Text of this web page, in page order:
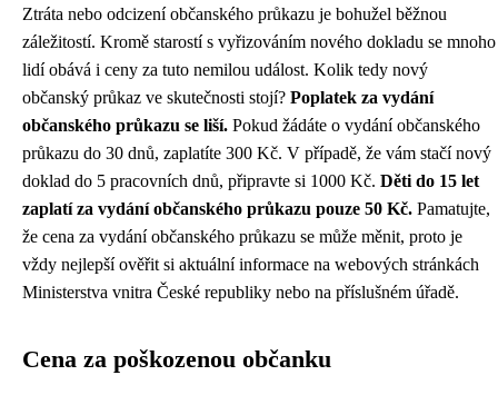
Ztráta nebo odcizení občanského průkazu je bohužel běžnou
záležitostí. Kromě starostí s vyřizováním nového dokladu se mnoho
lidí obává i ceny za tuto nemilou událost. Kolik tedy nový
občanský průkaz ve skutečnosti stojí? Poplatek za vydání
občanského průkazu se liší. Pokud žádáte o vydání občanského
průkazu do 30 dnů, zaplatíte 300 Kč. V případě, že vám stačí nový
doklad do 5 pracovních dnů, připravte si 1000 Kč. Děti do 15 let
zaplatí za vydání občanského průkazu pouze 50 Kč. Pamatujte,
že cena za vydání občanského průkazu se může měnit, proto je
vždy nejlepší ověřit si aktuální informace na webových stránkách
Ministerstva vnitra České republiky nebo na příslušném úřadě.
Cena za poškozenou občanku